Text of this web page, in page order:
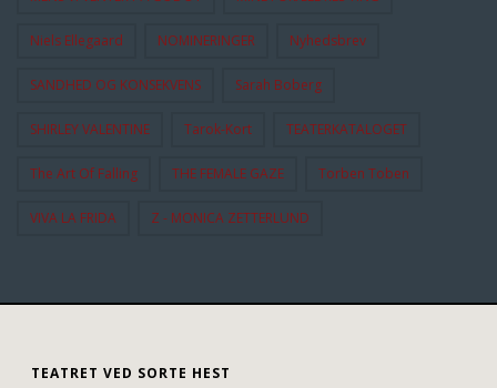
Niels Ellegaard NOMINERINGER Nyhedsbrev
SANDHED OG KONSEKVENS Sarah Boberg
SHIRLEY VALENTINE Tarok-Kort TEATERKATALOGET
The Art Of Falling THE FEMALE GAZE Torben Toben
VIVA LA FRIDA Z - MONICA ZETTERLUND
TEATRET VED SORTE HEST